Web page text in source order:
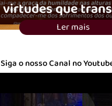
virtudes que
coração cristão
Siga o nosso Canal no
Ler mais